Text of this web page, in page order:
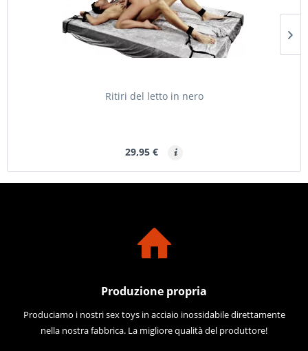
Ritiri del letto in nero
29,95 €
Produzione propria
Produciamo i nostri sex toys in acciaio inossidabile direttamente
nella nostra fabbrica. La migliore qualità del produttore!